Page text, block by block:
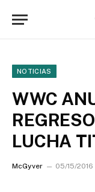
NOTICIAS
WWC
LUCHA
McGyver 05/15/2016